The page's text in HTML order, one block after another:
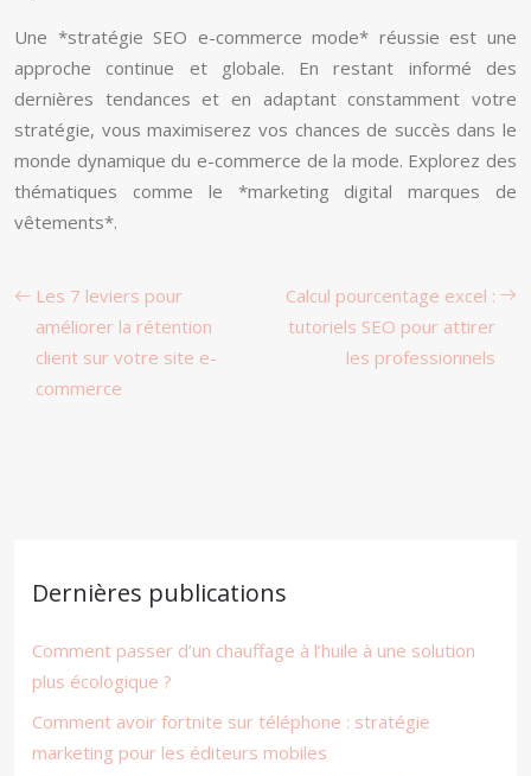
Une *stratégie SEO e-commerce mode* réussie est une
approche continue et globale. En restant informé des
dernières tendances et en adaptant constamment votre
stratégie, vous maximiserez vos chances de succès dans le
monde dynamique du e-commerce de la mode. Explorez des
thématiques comme le *marketing digital marques de
vêtements*.
Les 7 leviers pour
améliorer la rétention
client sur votre site e-
commerce
Calcul pourcentage excel :
tutoriels SEO pour attirer
les professionnels
Dernières publications
Comment passer d’un chauffage à l’huile à une solution
plus écologique ?
Comment avoir fortnite sur téléphone : stratégie
marketing pour les éditeurs mobiles